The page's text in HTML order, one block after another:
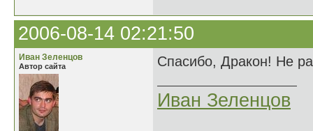
2006-08-14 02:21:50
Иван Зеленцов
Автор сайта Спасибо, Дракон! Не
Иван Зеленцов